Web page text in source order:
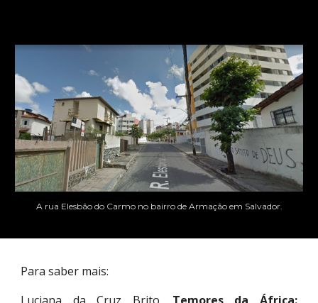
A rua Elesbão do Carmo no bairro de Armação em Salvador.
Para saber mais: